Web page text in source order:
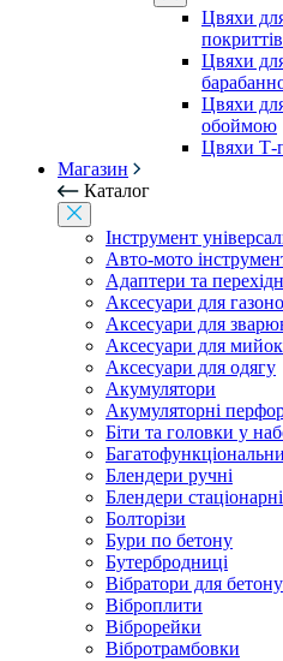
Цвяхи
покриттів
Цвяхи
Цвяхи
обоймою
Цвяхи Т-
Магазин
Каталог
Інструмент
Авто-мото
Адаптери та
Аксесуари для
Аксесуари для
Аксесуари для
Аксесуари для одягу
Акумулятори
Акумуляторні
Біти та головки у
Блендери ручні
Блендери стаціонарні
Болторізи
Бури по бетону
Бутербродниці
Вібратори для бетону
Віброплити
Віброрейки
Вібротрамбовки